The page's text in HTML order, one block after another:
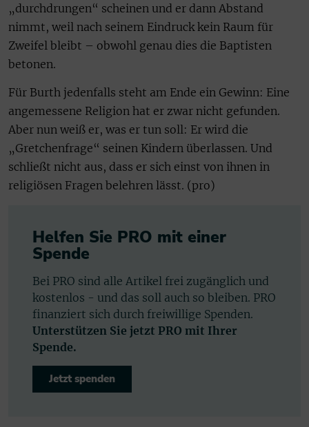
„durchdrungen“ scheinen und er dann Abstand
nimmt, weil nach seinem Eindruck kein Raum für
Zweifel bleibt – obwohl genau dies die Baptisten
betonen.
Für Burth jedenfalls steht am Ende ein Gewinn: Eine
angemessene Religion hat er zwar nicht gefunden.
Aber nun weiß er, was er tun soll: Er wird die
„Gretchenfrage“ seinen Kindern überlassen. Und
schließt nicht aus, dass er sich einst von ihnen in
religiösen Fragen belehren lässt. (pro)
Helfen Sie PRO mit einer
Spende
Bei PRO sind alle Artikel frei zugänglich und
kostenlos - und das soll auch so bleiben. PRO
finanziert sich durch freiwillige Spenden.
Unterstützen Sie jetzt PRO mit Ihrer
Spende.
Jetzt spenden